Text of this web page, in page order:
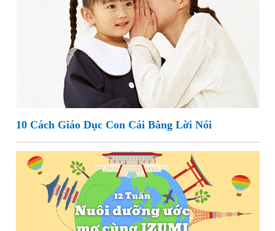
10 Cách Giáo Dục Con Cái Bằng Lời Nói